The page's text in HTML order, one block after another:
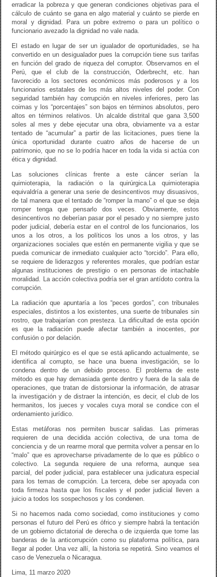
erradicar la pobreza y que generan condiciones objetivas para el
cálculo de cuánto se gana en algo material y cuánto se pierde en
moral y dignidad. Para un pobre extremo o para un político o
funcionario avezado la dignidad no vale nada.
El estado en lugar de ser un igualador de oportunidades, se ha
convertido en un desigualador pues la corrupción tiene sus tarifas
en función del grado de riqueza del corruptor. Observamos en el
Perú, que el club de la construcción, Oderbrecht, etc. han
favorecido a los sectores económicos más poderosos y a los
funcionarios estatales de los más altos niveles del poder. Con
seguridad también hay corrupción en niveles inferiores, pero las
coimas y los “porcentajes” son bajos en términos absolutos, pero
altos en términos relativos. Un alcalde distrital que gana 3,500
soles al mes y debe ejecutar una obra, obviamente va a estar
tentado de “acumular” a partir de las licitaciones, pues tiene la
única oportunidad durante cuatro años de hacerse de un
patrimonio, que no se lo podría hacer en toda la vida si actúa con
ética y dignidad.
Las soluciones clínicas frente a este cáncer serían la
quimioterapia, la radiación o la quirúrgica.La quimioterapia
equivaldría a generar una serie de desincentivos muy disuasivos,
de tal manera que el tentado de “romper la mano” o el que se deja
romper tenga que pensarlo dos veces. Obviamente, estos
desincentivos no deberían pasar por el pesado y no siempre justo
poder judicial, debería estar en el control de los funcionarios, los
unos a los otros, a los políticos los unos a los otros, y las
organizaciones sociales que estén en permanente vigilia y que se
pueda comunicar de inmediato cualquier acto “torcido”. Para ello,
se requiere de liderazgos y referentes morales, que podrían estar
algunas instituciones de prestigio o en personas de intachable
moralidad. La acción colectiva podría ser el gran antídoto contra la
corrupción.
La radiación que apuntaría a los “peces gordos”, con tribunales
especiales, distintos a los existentes, una suerte de tribunales sin
rostro, que trabajarían con presteza. La dificultad de esta opción
es que la radiación puede afectar también a inocentes, por
confusión o por delación.
El método quirúrgico es el que se está aplicando actualmente, se
identifica al corrupto, se hace una buena investigación, se lo
condena dentro de un debido proceso. El problema de este
método es que hay demasiada gente dentro y fuera de la sala de
operaciones, que tratan de distorsionar la información, de atrasar
la investigación y de distraer la intención, es decir, el club de los
hermanitos, los jueces y vocales cuya moral se condice con el
ordenamiento jurídico.
Estas metáforas nos permiten buscar salidas. Las primeras
requieren de una decidida acción colectiva, de una toma de
conciencia y de un rearme moral que permita volver a pensar en lo
“malo” que es aprovecharse privadamente de lo que es público o
colectivo. La segunda requiere de una reforma, aunque sea
parcial, del poder judicial, para establecer una judicatura especial
para los temas de corrupción. La tercera, debe ser apoyada con
toda firmeza hasta que los fiscales y el poder judicial lleven a
juicio a todos los sospechosos y los condenen.
Si no hacemos nada como sociedad, como instituciones y como
personas el futuro del Perú es ófrico y siempre habrá la tentación
de un gobierno dictatorial de derecha o de izquierda que tome las
banderas de la anticorrupción como su plataforma política, para
llegar al poder. Una vez allí, la historia se repetirá. Sino veamos el
caso de Venezuela o Nicaragua.
Lima, 11 marzo 2020